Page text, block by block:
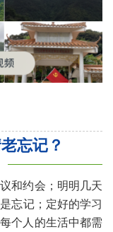
忘记？
和约会；明明几天
忘记；定好的学习
个人的生活中都需